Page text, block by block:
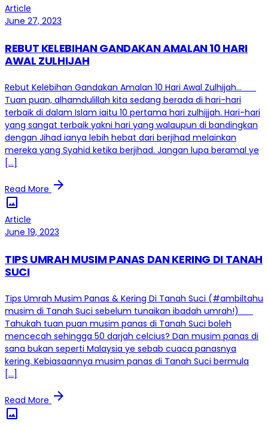
Article
June 27, 2023
REBUT KELEBIHAN GANDAKAN AMALAN 10 HARI
AWAL ZULHIJAH
Rebut Kelebihan Gandakan Amalan 10 Hari Awal Zulhijah…
Tuan puan, alhamdulillah kita sedang berada di hari-hari
terbaik di dalam Islam iaitu 10 pertama hari zulhijjah. Hari-hari
yang sangat terbaik yakni hari yang walaupun di bandingkan
dengan Jihad ianya lebih hebat dari berjihad melainkan
mereka yang Syahid ketika berjihad. Jangan lupa beramal ye
[…]
Read More arrow_forward
image
Article
June 19, 2023
TIPS UMRAH MUSIM PANAS DAN KERING DI TANAH
SUCI
Tips Umrah Musim Panas & Kering Di Tanah Suci (#ambiltahu
musim di Tanah Suci sebelum tunaikan ibadah umrah!)
Tahukah tuan puan musim panas di Tanah Suci boleh
mencecah sehingga 50 darjah celcius? Dan musim panas di
sana bukan seperti Malaysia ye sebab cuaca panasnya
kering. Kebiasaannya musim panas di Tanah Suci bermula
[…]
Read More arrow_forward
image